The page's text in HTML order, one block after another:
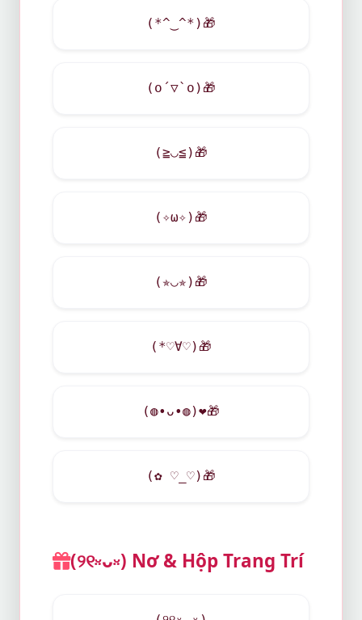
(*^‿^*) 🎁
(o´▽`o) 🎁
(≧◡≦) 🎁
(✧ω✧) 🎁
(✯◡✯) 🎁
(*♡∀♡) 🎁
(◍•ᴗ•◍)❤🎁
(✿ ♡_♡) 🎁
(୨୧ᵕ̤ᴗᵕ̤) Nơ & Hộp Trang Trí